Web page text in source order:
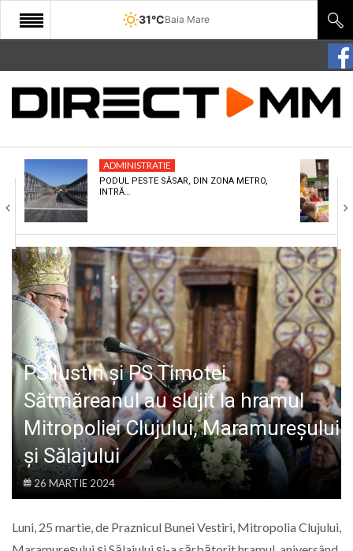
31°CBaia Mare
START
COMUNITATE
CULTURA
ECONOMIE
SANATATE
SPORT
SPECIAL
POLITIC
LIFE
ADMINISTRATIE
PODUL PESTE SĂSAR, DIN ZONA METRO,
INTRĂ…
PS Iustin și PS Timotei
Sătmăreanul au slujit la hramul
Mitropoliei Clujului, Maramureșului
și Sălajului
26 MARTIE 2024
Luni, 25 martie, de Praznicul Bunei Vestiri, Mitropolia Clujului,